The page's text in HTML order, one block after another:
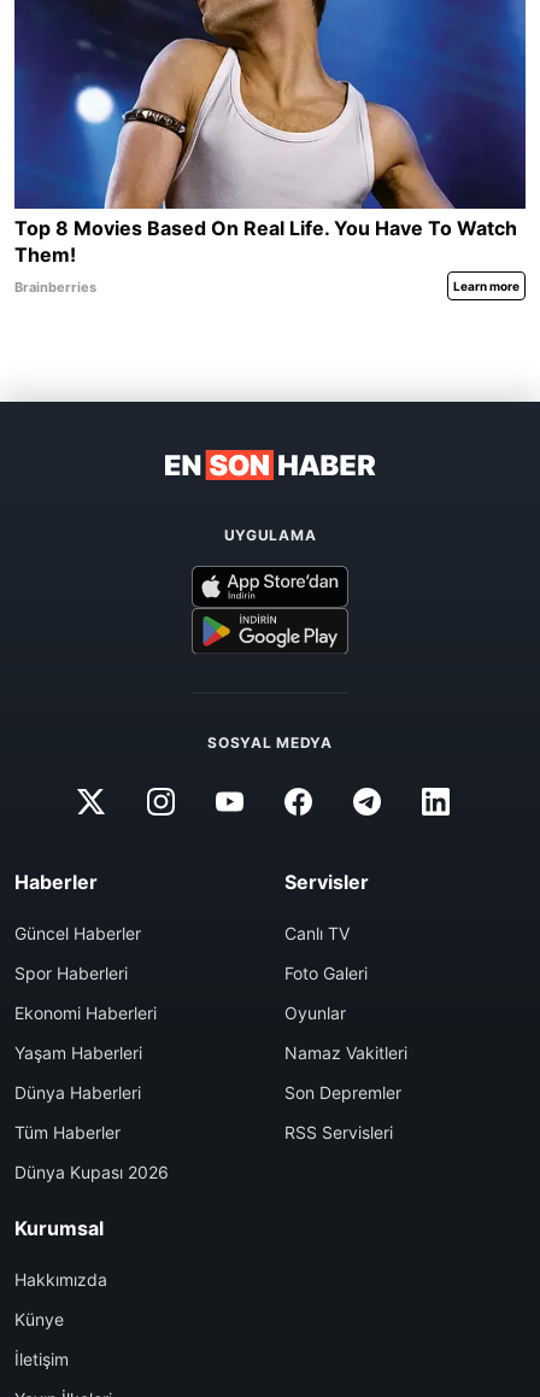
UYGULAMA
SOSYAL MEDYA
Haberler
Güncel Haberler
Spor Haberleri
Ekonomi Haberleri
Yaşam Haberleri
Dünya Haberleri
Tüm Haberler
Dünya Kupası 2026
Servisler
Canlı TV
Foto Galeri
Oyunlar
Namaz Vakitleri
Son Depremler
RSS Servisleri
Kurumsal
Hakkımızda
Künye
İletişim